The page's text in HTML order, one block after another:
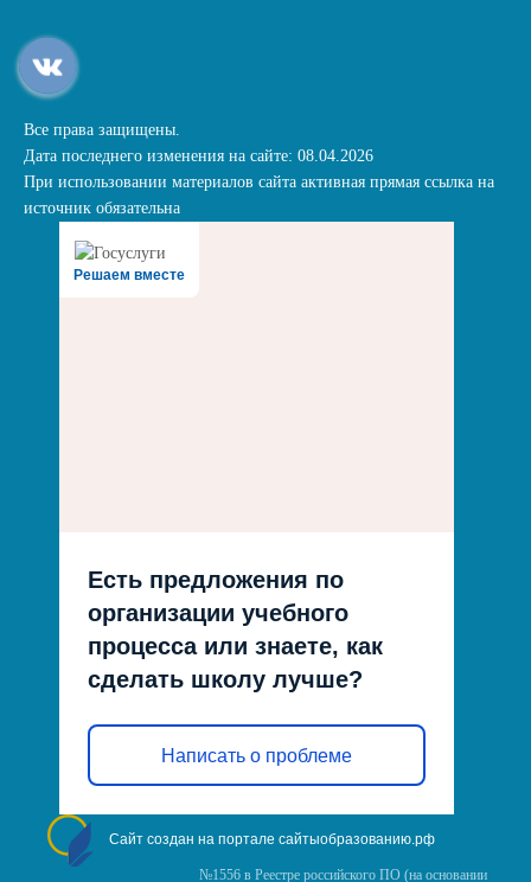
Все права защищены.
Дата последнего изменения на сайте: 08.04.2026
При использовании материалов сайта активная прямая ссылка на
источник обязательна
Решаем вместе
Есть предложения по
организации учебного
процесса или знаете, как
сделать школу лучше?
Написать о проблеме
Сайт создан на портале сайтыобразованию.рф
№1556 в Реестре российского ПО (на основании